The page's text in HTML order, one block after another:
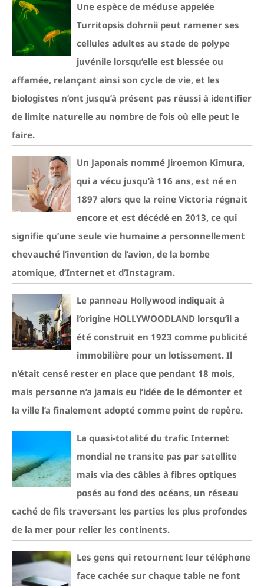
Une espèce de méduse appelée
Turritopsis dohrnii peut ramener ses
cellules adultes au stade de polype
juvénile lorsqu’elle est blessée ou
affamée, relançant ainsi son cycle de vie, et les
biologistes n’ont jusqu’à présent pas réussi à identifier
de limite naturelle au nombre de fois où elle peut le
faire.
Un Japonais nommé Jiroemon Kimura,
qui a vécu jusqu’à 116 ans, est né en
1897 alors que la reine Victoria régnait
encore et est décédé en 2013, ce qui
signifie qu’une seule vie humaine a personnellement
chevauché l’invention de l’avion, de la bombe
atomique, d’Internet et d’Instagram.
Le panneau Hollywood indiquait à
l’origine HOLLYWOODLAND lorsqu’il a
été construit en 1923 comme publicité
immobilière pour un lotissement. Il
n’était censé rester en place que pendant 18 mois,
mais personne n’a jamais eu l’idée de le démonter et
la ville l’a finalement adopté comme point de repère.
La quasi-totalité du trafic Internet
mondial ne transite pas par satellite
mais via des câbles à fibres optiques
posés au fond des océans, un réseau
caché de fils traversant les parties les plus profondes
de la mer pour relier les continents.
Les gens qui retournent leur téléphone
face cachée sur chaque table ne font